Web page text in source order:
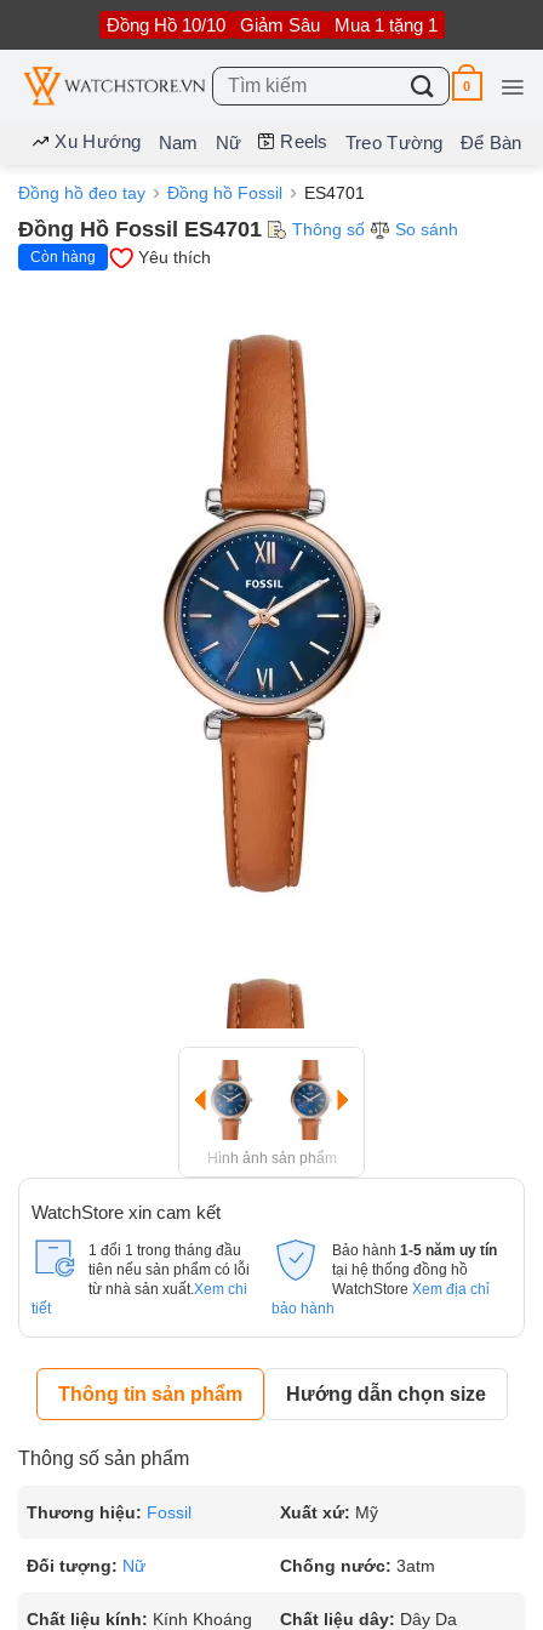
nội
dung
Đồng Hồ 10/10 Giảm Sâu Mua 1 tặng 1
Tìm
kiếm:
0
Xu Hướng Nam Nữ Reels Treo Tường Để Bàn
Đồng hồ đeo tay Đồng hồ Fossil ES4701
Đồng Hồ Fossil ES4701 Thông số So sánh
Còn hàng Yêu thích
Hình ảnh sản phẩm
WatchStore xin cam kết
1 đổi 1 trong tháng đầu
tiên nếu sản phẩm có lỗi
từ nhà sản xuất. Xem chi
tiết
Bảo hành 1-5 năm uy tín
tại hệ thống đồng hồ
WatchStore Xem địa chỉ
bảo hành
Thông tin sản phẩm Hướng dẫn chọn size
Thông số sản phẩm
Thương hiệu: Fossil Xuất xứ: Mỹ
Đối tượng: Nữ Chống nước: 3atm
Chất liệu kính: Kính Khoáng Chất liệu dây: Dây Da